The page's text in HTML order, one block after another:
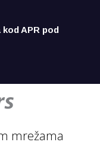
APR pod
mrežama